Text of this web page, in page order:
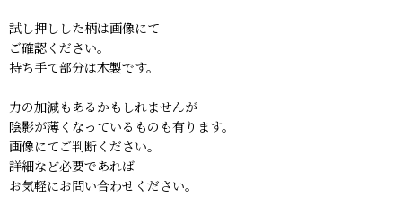
試し押しした柄は画像にて
ご確認ください。
持ち手て部分は木製です。
力の加減もあるかもしれませんが
陰影が薄くなっているものも有ります。
画像にてご判断ください。
詳細など必要であれば
お気軽にお問い合わせください。